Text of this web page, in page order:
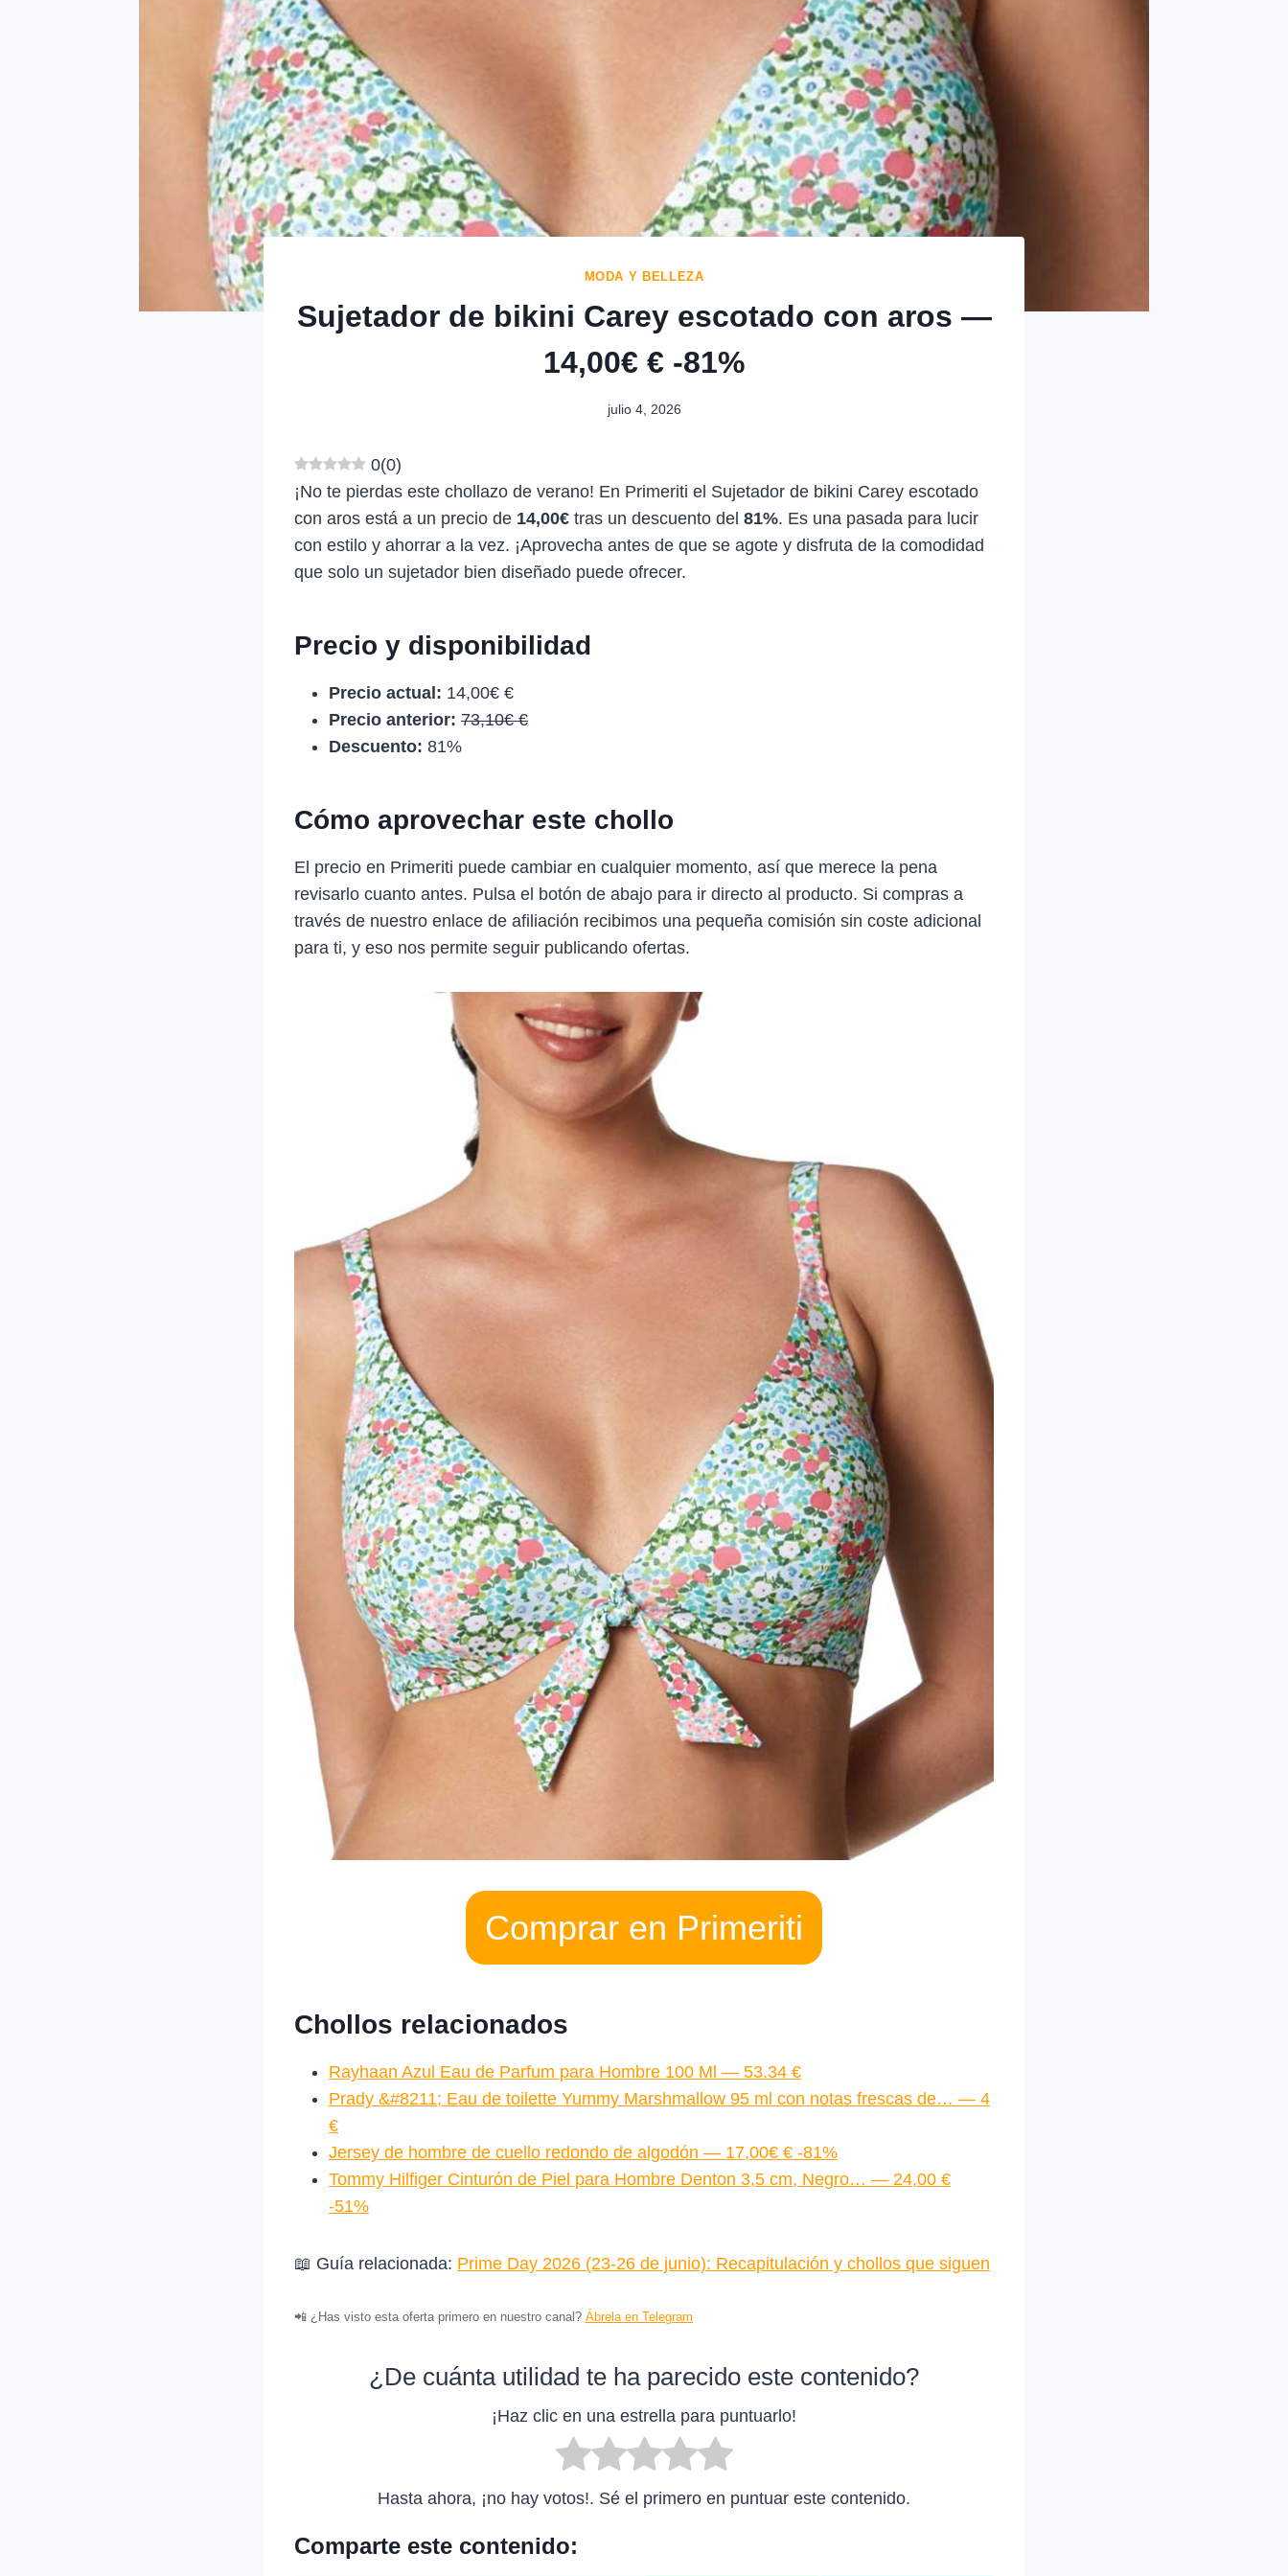
MODA Y BELLEZA
Sujetador de bikini Carey escotado con aros —
14,00€ € -81%
julio 4, 2026
0(0)
¡No te pierdas este chollazo de verano! En Primeriti el Sujetador de bikini Carey escotado
con aros está a un precio de 14,00€ tras un descuento del 81%. Es una pasada para lucir
con estilo y ahorrar a la vez. ¡Aprovecha antes de que se agote y disfruta de la comodidad
que solo un sujetador bien diseñado puede ofrecer.
Precio y disponibilidad
Precio actual: 14,00€ €
Precio anterior: 73,10€ €
Descuento: 81%
Cómo aprovechar este chollo
El precio en Primeriti puede cambiar en cualquier momento, así que merece la pena
revisarlo cuanto antes. Pulsa el botón de abajo para ir directo al producto. Si compras a
través de nuestro enlace de afiliación recibimos una pequeña comisión sin coste adicional
para ti, y eso nos permite seguir publicando ofertas.
Comprar en Primeriti
Chollos relacionados
Rayhaan Azul Eau de Parfum para Hombre 100 Ml — 53.34 €
Prady &#8211; Eau de toilette Yummy Marshmallow 95 ml con notas frescas de… — 4
€
Jersey de hombre de cuello redondo de algodón — 17,00€ € -81%
Tommy Hilfiger Cinturón de Piel para Hombre Denton 3,5 cm, Negro… — 24,00 €
-51%
📖 Guía relacionada: Prime Day 2026 (23‑26 de junio): Recapitulación y chollos que siguen
📲 ¿Has visto esta oferta primero en nuestro canal? Ábrela en Telegram
¿De cuánta utilidad te ha parecido este contenido?
¡Haz clic en una estrella para puntuarlo!
Hasta ahora, ¡no hay votos!. Sé el primero en puntuar este contenido.
Comparte este contenido: